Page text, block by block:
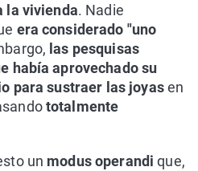
la vivienda. Nadie
era considerado "uno
las pesquisas
había aprovechado su
para sustraer las joyasen
totalmente
un modus operandi que,